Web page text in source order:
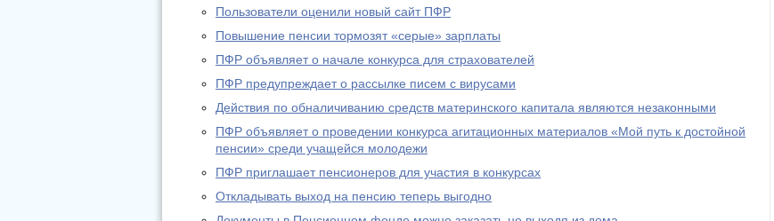
Пользователи оценили новый сайт ПФР
Повышение пенсии тормозят «серые» зарплаты
ПФР объявляет о начале конкурса для страхователей
ПФР предупреждает о рассылке писем с вирусами
Действия по обналичиванию средств материнского капитала являются незаконными
ПФР объявляет о проведении конкурса агитационных материалов «Мой путь к достойной
пенсии» среди учащейся молодежи
ПФР приглашает пенсионеров для участия в конкурсах
Откладывать выход на пенсию теперь выгодно